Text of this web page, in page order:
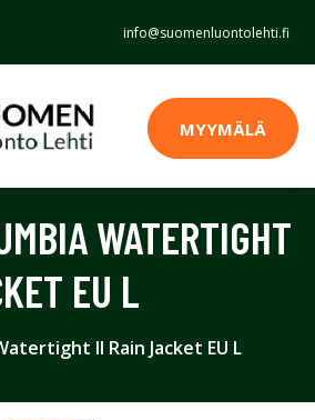
info@suomenluontolehti.fi
MYYMÄLÄ
WATERTIGHT
EU L
II Rain Jacket EU L